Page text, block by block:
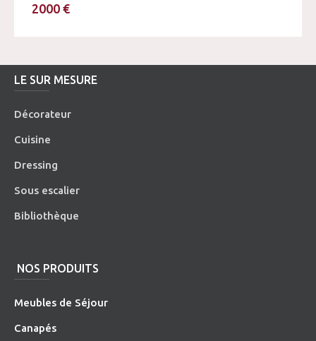
2000 €
LE SUR MESURE
Décorateur
Cuisine
Dressing
Sous escalier
Bibliothèque
NOS PRODUITS
Meubles de Séjour
Canapés